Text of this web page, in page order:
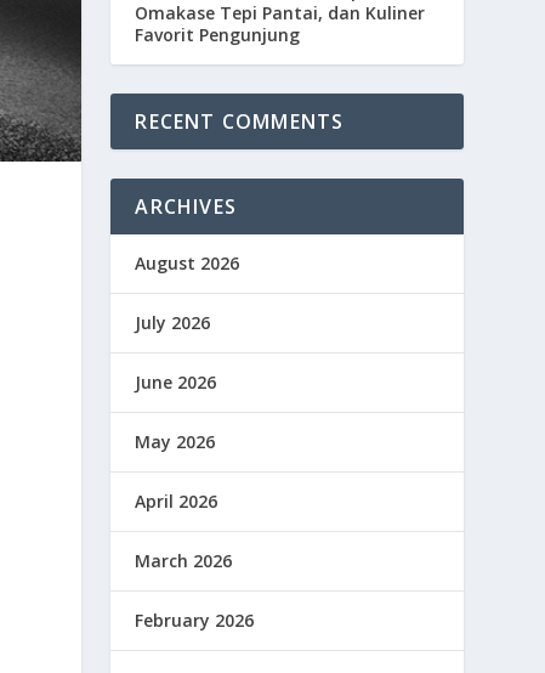
Omakase Tepi Pantai, dan Kuliner
Favorit Pengunjung
RECENT COMMENTS
ARCHIVES
August 2026
July 2026
June 2026
May 2026
April 2026
March 2026
February 2026